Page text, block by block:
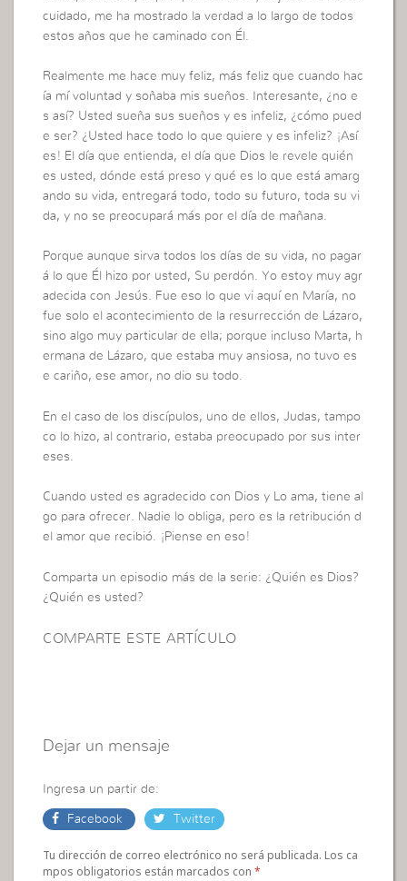
cuidado, me ha mostrado la verdad a lo largo de todos
estos años que he caminado con Él.
Realmente me hace muy feliz, más feliz que cuando hac
ía mí voluntad y soñaba mis sueños. Interesante, ¿no e
s así? Usted sueña sus sueños y es infeliz, ¿cómo pued
e ser? ¿Usted hace todo lo que quiere y es infeliz? ¡Así
es! El día que entienda, el día que Dios le revele quién
es usted, dónde está preso y qué es lo que está amarg
ando su vida, entregará todo, todo su futuro, toda su vi
da, y no se preocupará más por el día de mañana.
Porque aunque sirva todos los días de su vida, no pagar
á lo que Él hizo por usted, Su perdón. Yo estoy muy agr
adecida con Jesús. Fue eso lo que vi aquí en María, no
fue solo el acontecimiento de la resurrección de Lázaro,
sino algo muy particular de ella; porque incluso Marta, h
ermana de Lázaro, que estaba muy ansiosa, no tuvo es
e cariño, ese amor, no dio su todo.
En el caso de los discípulos, uno de ellos, Judas, tampo
co lo hizo, al contrario, estaba preocupado por sus inter
eses.
Cuando usted es agradecido con Dios y Lo ama, tiene al
go para ofrecer. Nadie lo obliga, pero es la retribución d
el amor que recibió. ¡Piense en eso!
Comparta un episodio más de la serie: ¿Quién es Dios?
¿Quién es usted?
COMPARTE ESTE ARTÍCULO
Dejar un mensaje
Ingresa un partir de:
Facebook Twitter
Tu dirección de correo electrónico no será publicada. Los ca
mpos obligatorios están marcados con*